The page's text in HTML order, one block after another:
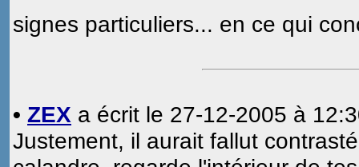
signes particuliers... en ce qui
• ZEX a écrit le 27-12-2005 à
Justement, il aurait fallut